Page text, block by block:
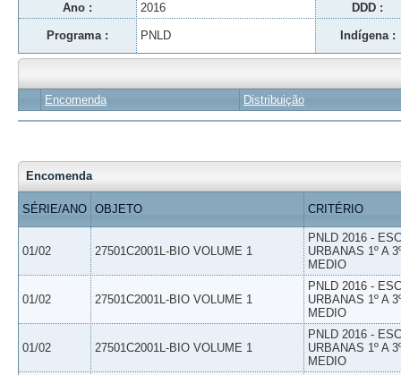
Ano : 2016 DDD :
Programa : PNLD Indígena :
Encomenda Distribuição
Encomenda
SÉRIE/ANO OBJETO CRITÉRIO
01/02 27501C2001L-BIO VOLUME 1
PNLD 2016 -
URBANAS 1º A
MEDIO
01/02 27501C2001L-BIO VOLUME 1
PNLD 2016 -
URBANAS 1º A
MEDIO
01/02 27501C2001L-BIO VOLUME 1
PNLD 2016 -
URBANAS 1º A
MEDIO